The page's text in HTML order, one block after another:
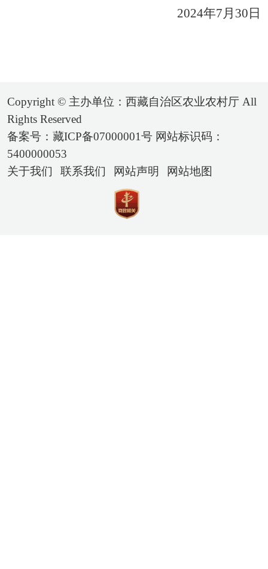
2024年7月30日
Copyright © 主办单位：西藏自治区农业农村厅 All
Rights Reserved
备案号：藏ICP备07000001号 网站标识码：
5400000053
关于我们
联系我们 网站声明 网站地图